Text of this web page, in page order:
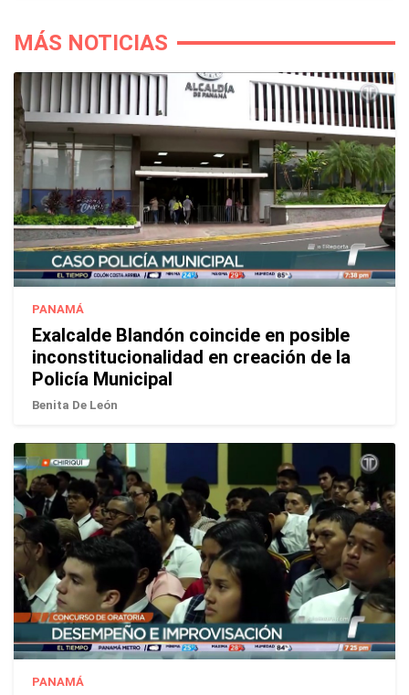
MÁS NOTICIAS
PANAMÁ
Exalcalde Blandón coincide en posible
inconstitucionalidad en creación de la
Policía Municipal
Benita De León
PANAMÁ